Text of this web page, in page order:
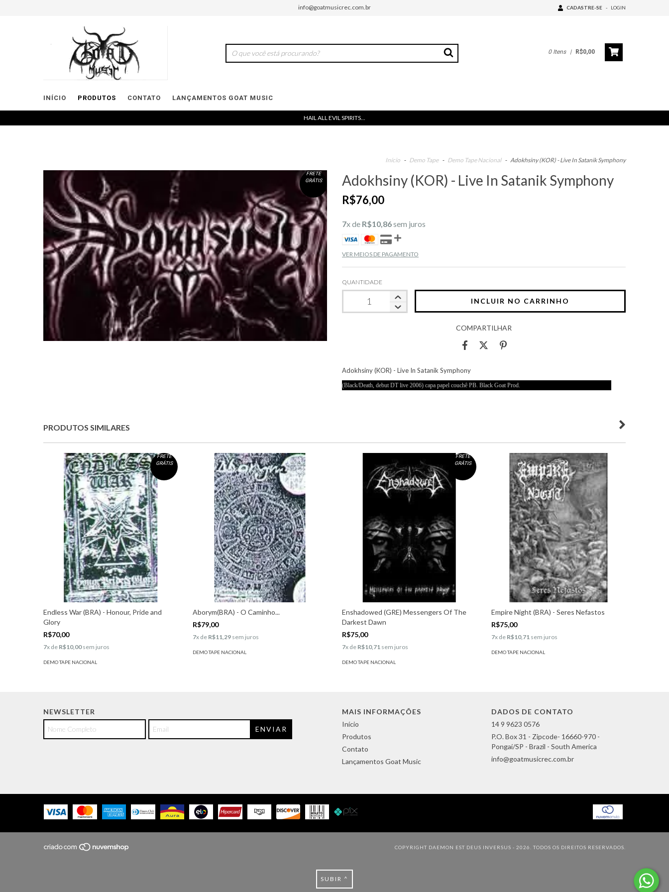
info@goatmusicrec.com.br CADASTRE-SE - LOGIN
0 Itens | R$0,00
INÍCIO PRODUTOS CONTATO LANÇAMENTOS GOAT MUSIC
HAIL ALL EVIL SPIRITS...
Início - Demo Tape - Demo Tape Nacional - Adokhsiny (KOR) - Live In Satanik Symphony
FRETE
GRÁTIS
Adokhsiny (KOR) - Live In Satanik Symphony
R$76,00
7x de R$10,86sem juros
VER MEIOS DE PAGAMENTO
QUANTIDADE
COMPARTILHAR
Adokhsiny (KOR) - Live In Satanik Symphony
(Black/Death, debut DT live 2006) capa papel couchê PB. Black Goat Prod.
PRODUTOS SIMILARES
FRETE
GRÁTIS
Endless War (BRA) - Honour, Pride and
Glory
R$70,00
7x de R$10,00sem juros
DEMO TAPE NACIONAL
Aborym(BRA) - O Caminho...
R$79,00
7x de R$11,29 sem juros
DEMO TAPE NACIONAL
FRETE
GRÁTIS
Enshadowed (GRE) Messengers Of The
Darkest Dawn
R$75,00
7x de R$10,71 sem juros
DEMO TAPE NACIONAL
Empire Night (BRA) - Seres Nefastos
R$75,00
7x de R$10,71 sem juros
DEMO TAPE NACIONAL
NEWSLETTER
MAIS INFORMAÇÕES
Início
Produtos
Contato
Lançamentos Goat Music
DADOS DE CONTATO
14 9 9623 0576
P.O. Box 31 - Zipcode- 16660-970 -
Pongaí/SP - Brazil - South America
info@goatmusicrec.com.br
COPYRIGHT DAEMON EST DEUS INVERSUS - 2026. TODOS OS DIREITOS RESERVADOS.
SUBIR ^